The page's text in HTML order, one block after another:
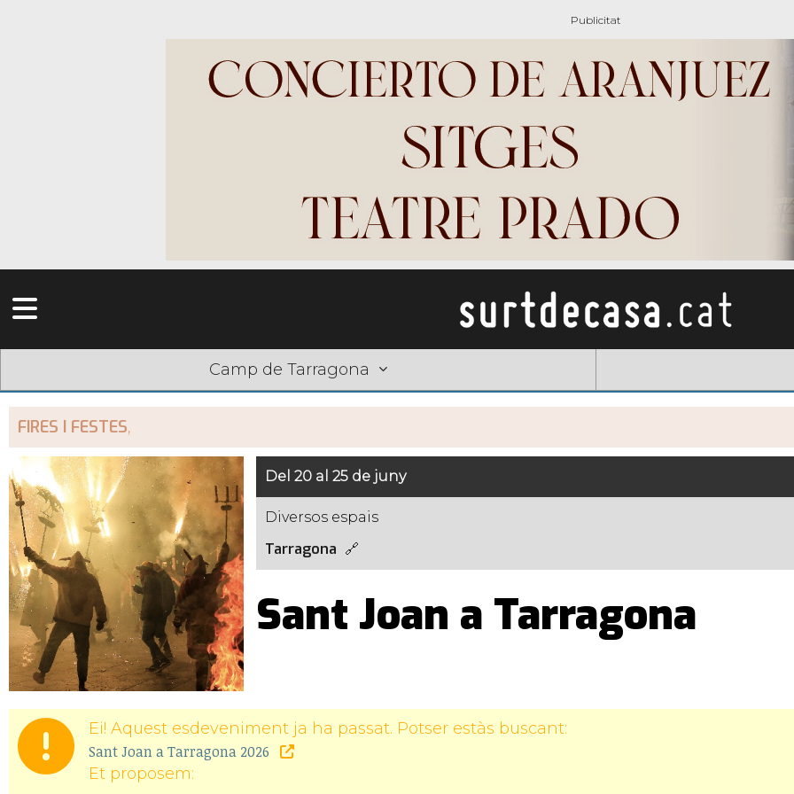
Camp de Tarragona
FIRES I FESTES,
Del 20 al 25 de juny
Diversos espais
Tarragona
Sant Joan a Tarragona
Ei! Aquest esdeveniment ja ha passat. Potser estàs buscant:
Sant Joan a Tarragona 2026
Et proposem: